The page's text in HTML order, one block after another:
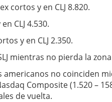
cortos y en CLJ 8.820.
CLJ 4.530.
y en CLJ 2.350.
mientras no pierda la
no coinciden
Composite (1.520 –
de vuelta.